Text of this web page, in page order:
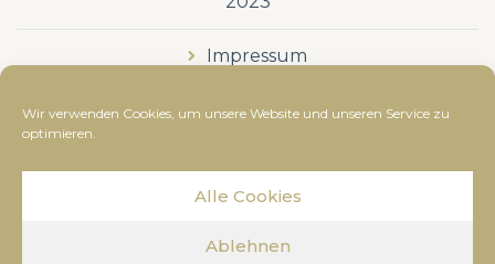
Wir verwenden Cookies, um unsere Website und unseren Service zu
optimieren.
Alle Cookies
Ablehnen
Impressum
Datenschutzerklärung
© Bestattung Dussmann